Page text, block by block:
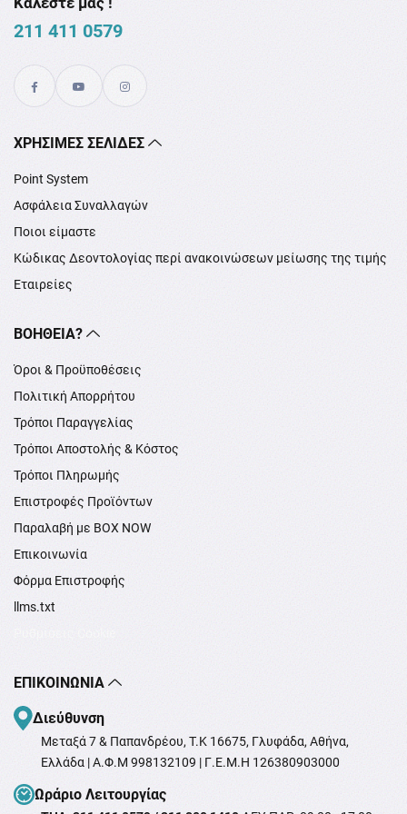
211 411 0579
XΡΉΣΙΜΕΣ ΣΕΛΊΔΕΣ
Point System
Ασφάλεια Συναλλαγών
Ποιοι είμαστε
Κώδικας Δεοντολογίας περί ανακοινώσεων μείωσης της τιμής
Εταιρείες
ΒΟΉΘΕΙΑ?
Όροι & Προϋποθέσεις
Πολιτική Απορρήτου
Τρόποι Παραγγελίας
Τρόποι Αποστολής & Κόστος
Τρόποι Πληρωμής
Επιστροφές Προϊόντων
Παραλαβή με BOX NOW
Επικοινωνία
Φόρμα Επιστροφής
llms.txt
ΕΠΙΚΟΙΝΩΝΊΑ
Διεύθυνση
Μεταξά 7 & Παπανδρέου, T.K 16675, Γλυφάδα, Αθήνα,
Ελλάδα | Α.Φ.Μ 998132109 | Γ.Ε.Μ.Η 126380903000
Ωράριο Λειτουργίας